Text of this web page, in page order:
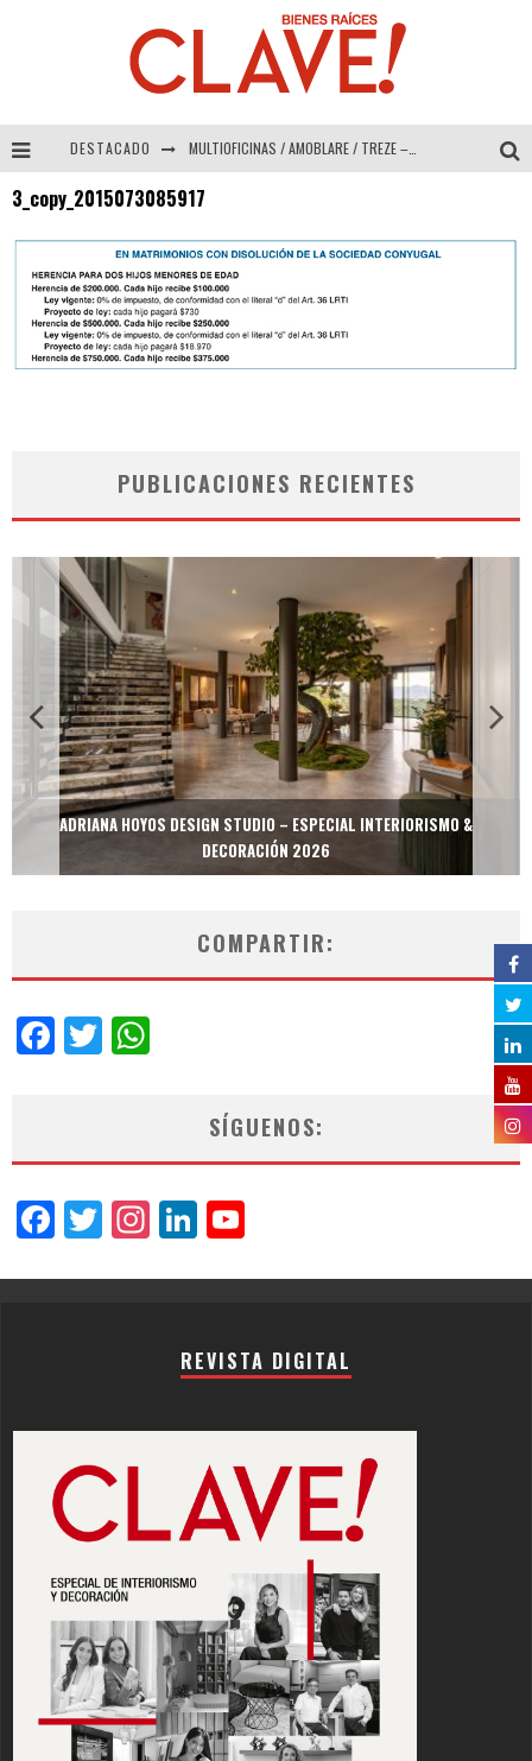
DESTACADO MULTIOFICINAS / AMOBLARE / TREZE – Especial Interiorismo & Decoración 2026
COLINEAL – Especial Interiorismo & Decoración 2026
3_copy_2015073085917
PUBLICACIONES RECIENTES
ADRIANA HOYOS DESIGN STUDIO – ESPECIAL INTERIORISMO &
DECORACIÓN 2026
COMPARTIR:
Facebook
Twitter
SÍGUENOS:
Facebook
Twitter
Instagram
LinkedIn
REVISTA DIGITAL